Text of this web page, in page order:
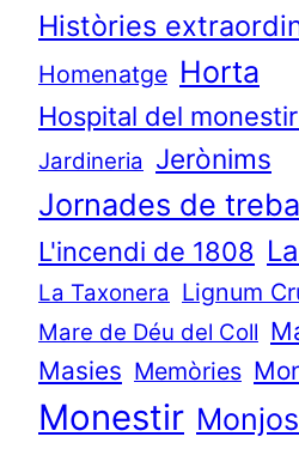
Històries
Homenatge Horta
Hospital del
Jardineria Jerònims
Jornades de
L'incendi de 1808
La Taxonera Lignum
Mare de Déu del Coll
Masies Memòries
Monestir